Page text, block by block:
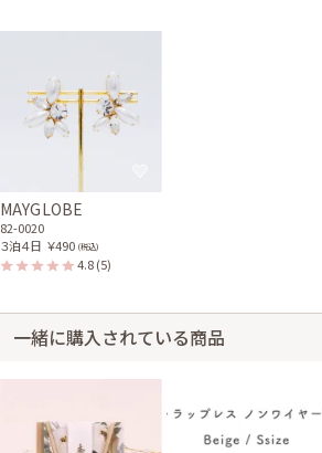
MAYGLOBE
82-0020
３泊４日 ￥490 (税込)
4.8(5)
一緒に購入されている商品